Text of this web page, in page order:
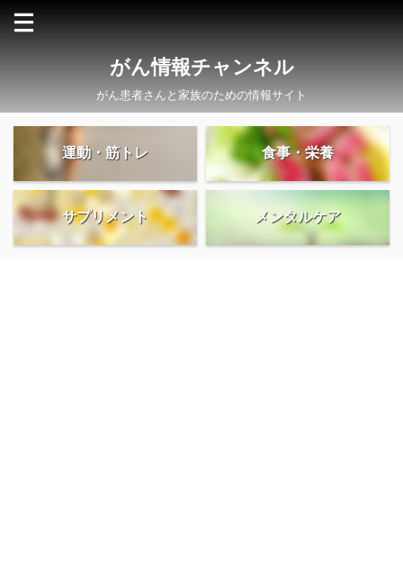
がん情報チャンネル
がん患者さんと家族のための情報サイト
運動・筋トレ 食事・栄養
サプリメント メンタルケア